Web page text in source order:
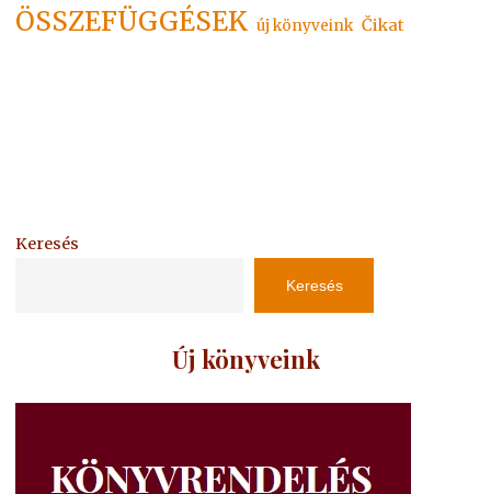
ÖSSZEFÜGGÉSEK új könyveink Čikat
Keresés
Keresés
Új könyveink